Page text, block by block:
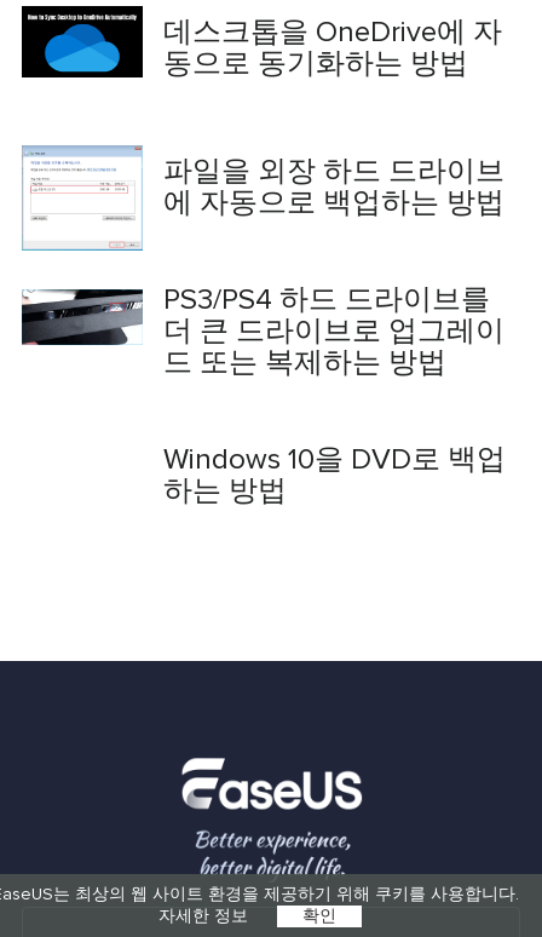
는 최상의 웹 사이트 환경을 제공하기 위해 쿠키를 사용합니다.
자세한 정보
확인
데스크톱을 OneDrive에 자
동으로 동기화하는 방법
파일을 외장 하드 드라이브
에 자동으로 백업하는 방법
PS3/PS4 하드 드라이브를
더 큰 드라이브로 업그레이
드 또는 복제하는 방법
Windows 10을 DVD로 백업
하는 방법